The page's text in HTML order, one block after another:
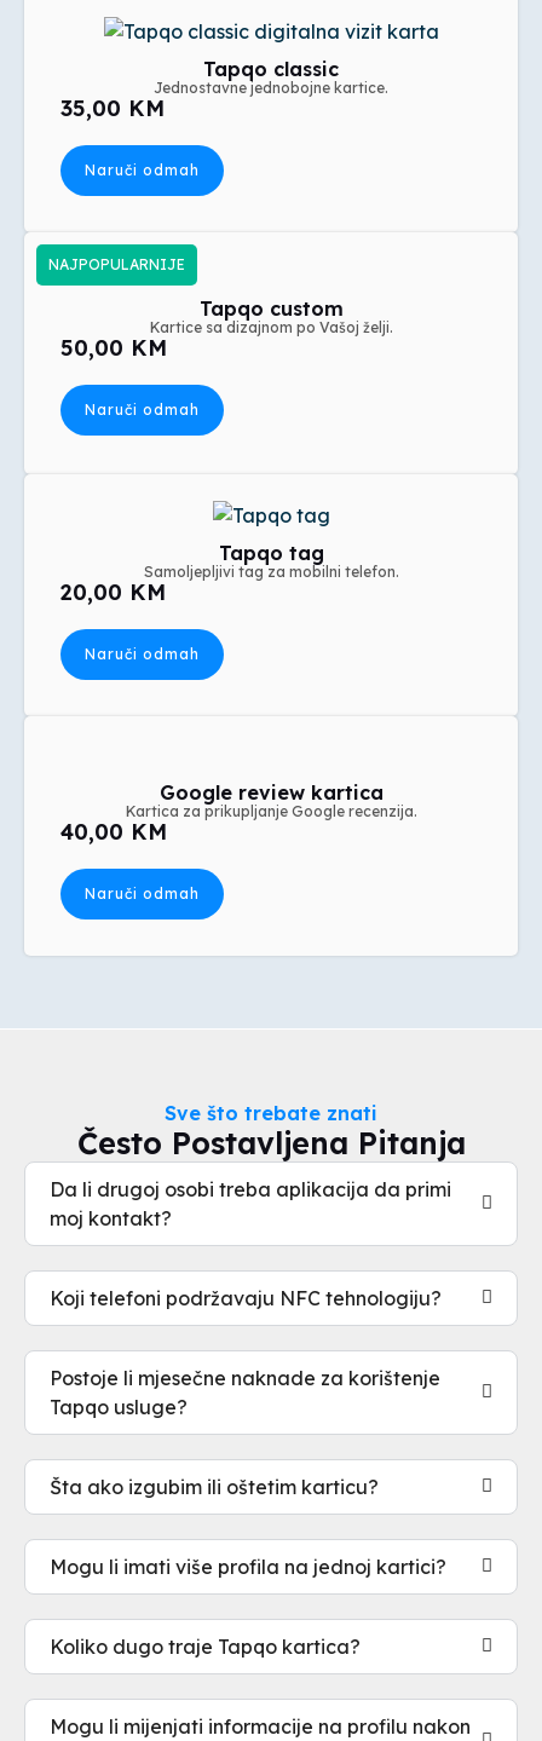
Tapqo classic
Jednostavne jednobojne kartice.
35,00 KM
Naruči odmah
NAJPOPULARNIJE
Tapqo custom
Kartice sa dizajnom po Vašoj želji.
50,00 KM
Naruči odmah
Tapqo tag
Samoljepljivi tag za mobilni telefon.
20,00 KM
Naruči odmah
Google review kartica
Kartica za prikupljanje Google recenzija.
40,00 KM
Naruči odmah
Sve što trebate znati
Često Postavljena Pitanja
Da li drugoj osobi treba aplikacija da primi
moj kontakt?
Koji telefoni podržavaju NFC tehnologiju?
Postoje li mjesečne naknade za korištenje
Tapqo usluge?
Šta ako izgubim ili oštetim karticu?
Mogu li imati više profila na jednoj kartici?
Koliko dugo traje Tapqo kartica?
Mogu li mijenjati informacije na profilu nakon